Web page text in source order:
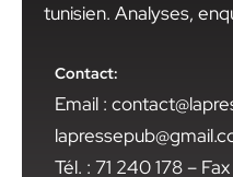
tunisien. Analyses,
Contact:
Email :
Tél. : 71 240 178 –